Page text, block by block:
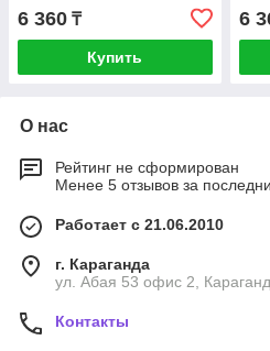
6 360 ₸
Купить
6
О нас
Рейтинг не сформирован
Менее 5 отзывов за
Работает с 21.06.2010
г. Караганда
ул. Абая 53 офис 2,
Контакты